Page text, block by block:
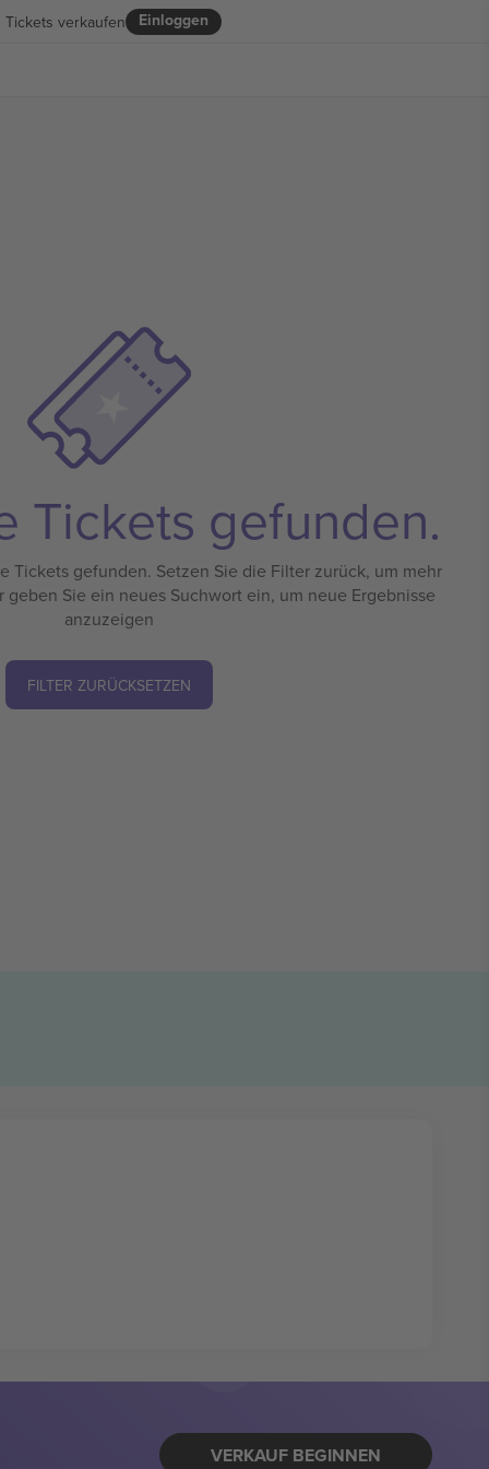
Einloggen
Tickets verkaufen
Tickets gefunden.
Tickets gefunden. Setzen Sie die Filter zurück, um mehr
Sie ein neues Suchwort ein, um neue Ergebnisse
anzuzeigen
FILTER ZURÜCKSETZEN
VERKAUF BEGINNEN